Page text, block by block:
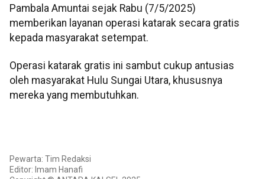
Pambala Amuntai sejak Rabu (7/5/2025)
memberikan layanan operasi katarak secara gratis
kepada masyarakat setempat.
Operasi katarak gratis ini sambut cukup antusias
oleh masyarakat Hulu Sungai Utara, khususnya
mereka yang membutuhkan.
Pewarta: Tim Redaksi
Editor: Imam Hanafi